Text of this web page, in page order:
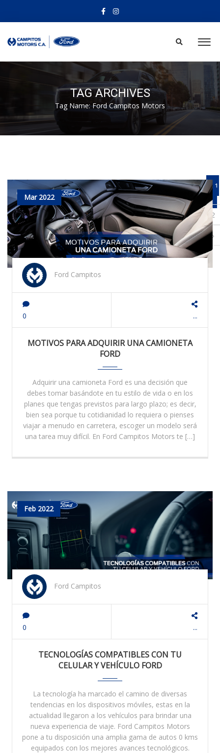
TAG ARCHIVES
Tag Name:Ford Campitos Motors
Mar 2022
Ford Campitos
0 ...
MOTIVOS PARA ADQUIRIR UNA CAMIONETA
FORD
Adquirir una camioneta Ford es una decisión que
debes tomar basándote en tu estilo de vida o en los
planes que tengas previstos para largo plazo; es decir,
bien sea porque tu cotidianidad lo requiera o pienses
viajar a menudo en carretera, escoger un modelo será
una tarea muy difícil. En Ford Campitos Motors te […]
Feb 2022
Ford Campitos
0 ...
TECNOLOGÍAS COMPATIBLES CON TU
CELULAR Y VEHÍCULO FORD
La tecnología ha marcado el camino de diversas
tendencias en los dispositivos móviles, estas en la
actualidad llegaron a los vehículos para brindar una
nueva experiencia de viaje. Ford Campitos Motors
pone a tu disposición una amplia gama de autos 0 kms
equipados con los mejores avances tecnológicos.
1
c
u
r
e
n
2
»